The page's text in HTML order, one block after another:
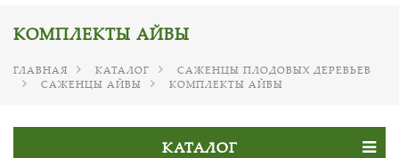
КОМПЛЕКТЫ АЙВЫ
ГЛАВНАЯ КАТАЛОГ
САЖЕНЦЫ ПЛОДОВЫХ ДЕРЕВЬЕВ
САЖЕНЦЫ АЙВЫ
КОМПЛЕКТЫ АЙВЫ
КАТАЛОГ